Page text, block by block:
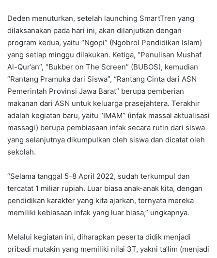
Deden menuturkan, setelah launching SmartTren yang
dilaksanakan pada hari ini, akan dilanjutkan dengan
program kedua, yaitu “Ngopi” (Ngobrol Pendidikan Islam)
yang setiap minggu dilakukan. Ketiga, “Penulisan Mushaf
Al-Qur’an”, “Bukber on The Screen” (BUBOS), kemudian
“Rantang Pramuka dari Siswa”, “Rantang Cinta dari ASN
Pemerintah Provinsi Jawa Barat” berupa pemberian
makanan dari ASN untuk keluarga prasejahtera. Terakhir
adalah kegiatan baru, yaitu “IMAM” (infak massal aktualisasi
massagi) berupa pembiasaan infak secara rutin dari siswa
yang selanjutnya dikumpulkan oleh siswa dan dicatat oleh
sekolah.
“Selama tanggal 5-8 April 2022, sudah terkumpul dan
tercatat 1 miliar rupiah. Luar biasa anak-anak kita, dengan
pendidikan karakter yang kita ajarkan, ternyata mereka
memiliki kebiasaan infak yang luar biasa,” ungkapnya.
Melalui kegiatan ini, diharapkan peserta didik menjadi
pribadi mutakin yang memiliki nilai 3T, yakni ta’lim (menjadi